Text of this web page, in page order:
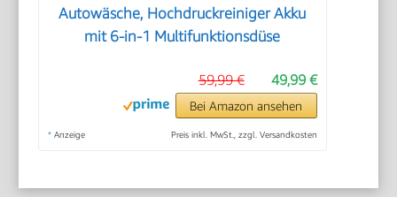
Autowäsche, Hochdruckreiniger Akku
mit 6-in-1 Multifunktionsdüse
49,99 €
59,99 €
Bei Amazon ansehen
* Anzeige Preis inkl. MwSt., zzgl. Versandkosten